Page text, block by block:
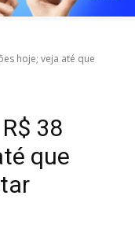
hoje; veja até que
38
que